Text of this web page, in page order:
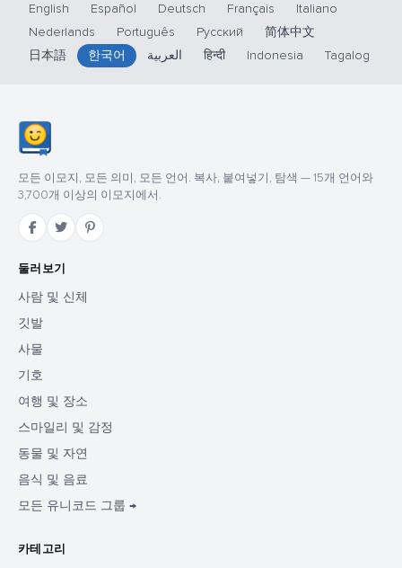
English Español Deutsch Français
Italiano
Nederlands
Português Русский
简体中文
日本語
한국어 العربية हिन्दी Indonesia Tagalog
모든 이모지, 모든 의미, 모든 언어. 복사, 붙여넣기, 탐색 — 15개 언어와
3,700개 이상의 이모지에서.
둘러보기
사람 및 신체
깃발
사물
기호
여행 및 장소
스마일리 및 감정
동물 및 자연
음식 및 음료
모든 유니코드 그룹 →
카테고리